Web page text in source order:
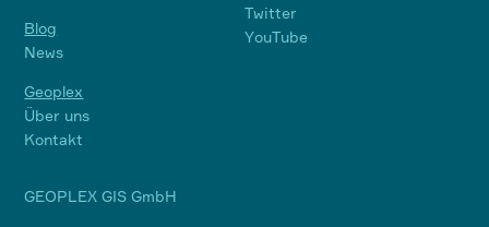
Blog
News
Geoplex
Über uns
Kontakt
Twitter
YouTube
GEOPLEX GIS GmbH